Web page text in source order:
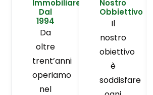
Immobiliare
Dal
1994
Da
oltre
trent’anni
operiamo
nel
Nostro
Obbiettivo
Il
nostro
obiettivo
è
soddisfare